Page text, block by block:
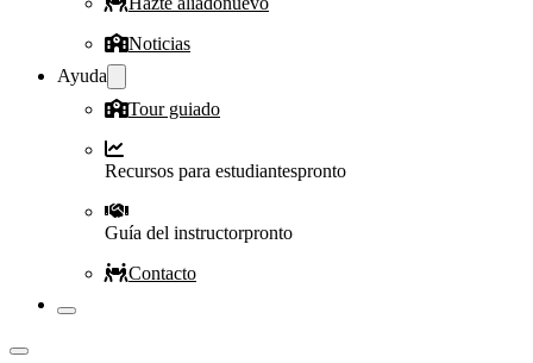
Noticias
Ayuda
Tour guiado
Recursos para estudiantespronto
Guía del instructorpronto
Contacto